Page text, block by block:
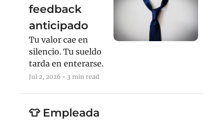
feedback
anticipado
Tu valor cae en
silencio. Tu sueldo
tarda en enterarse.
Jul 2, 2026 • 3 min read
👕 Empleada